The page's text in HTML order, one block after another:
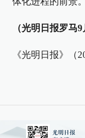
（光明日报罗马9
《光明日报》（